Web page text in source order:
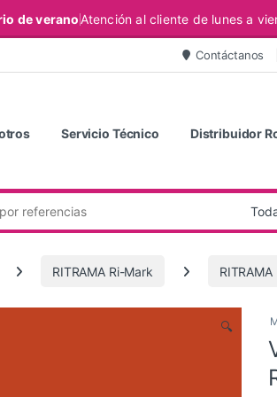
de veranoAtención al cliente de lunes a
Contáctanos
Servicio Técnico Distribuidor
RITRAMA Ri-Mark
🔍